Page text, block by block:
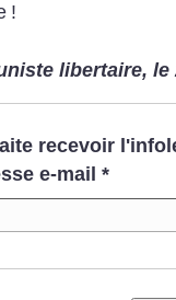
!
libertaire, le
recevoir
e-mail *